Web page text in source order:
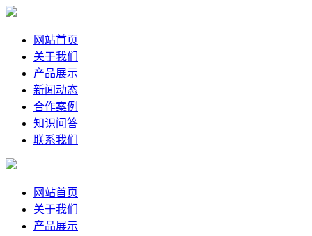
网站首页
关于我们
产品展示
新闻动态
合作案例
知识问答
联系我们
网站首页
关于我们
产品展示